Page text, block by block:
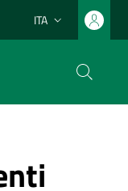
Lingua attiva:
ITA